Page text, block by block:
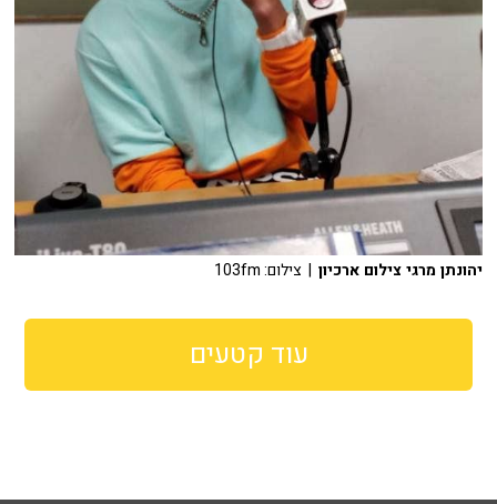
יהונתן מרגי צילום ארכיון | צילום: 103fm
עוד קטעים